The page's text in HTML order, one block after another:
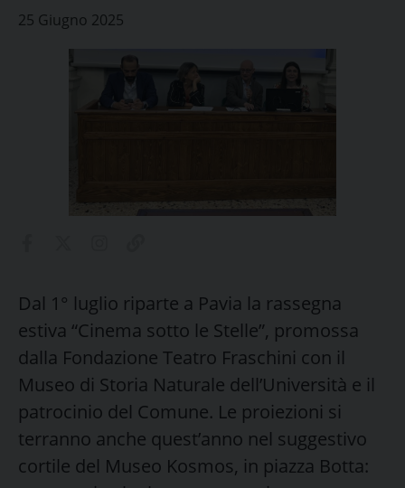
25 Giugno 2025
Dal 1° luglio riparte a Pavia la rassegna
estiva “Cinema sotto le Stelle”, promossa
dalla Fondazione Teatro Fraschini con il
Museo di Storia Naturale dell’Università e il
patrocinio del Comune. Le proiezioni si
terranno anche quest’anno nel suggestivo
cortile del Museo Kosmos, in piazza Botta: